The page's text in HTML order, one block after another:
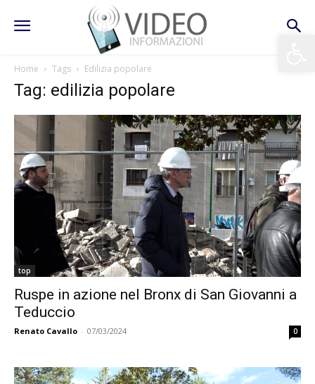
Home Tags Edilizia popolare
Tag: edilizia popolare
top
Ruspe in azione nel Bronx di San Giovanni a
Teduccio
Renato Cavallo - 07/03/2024 0